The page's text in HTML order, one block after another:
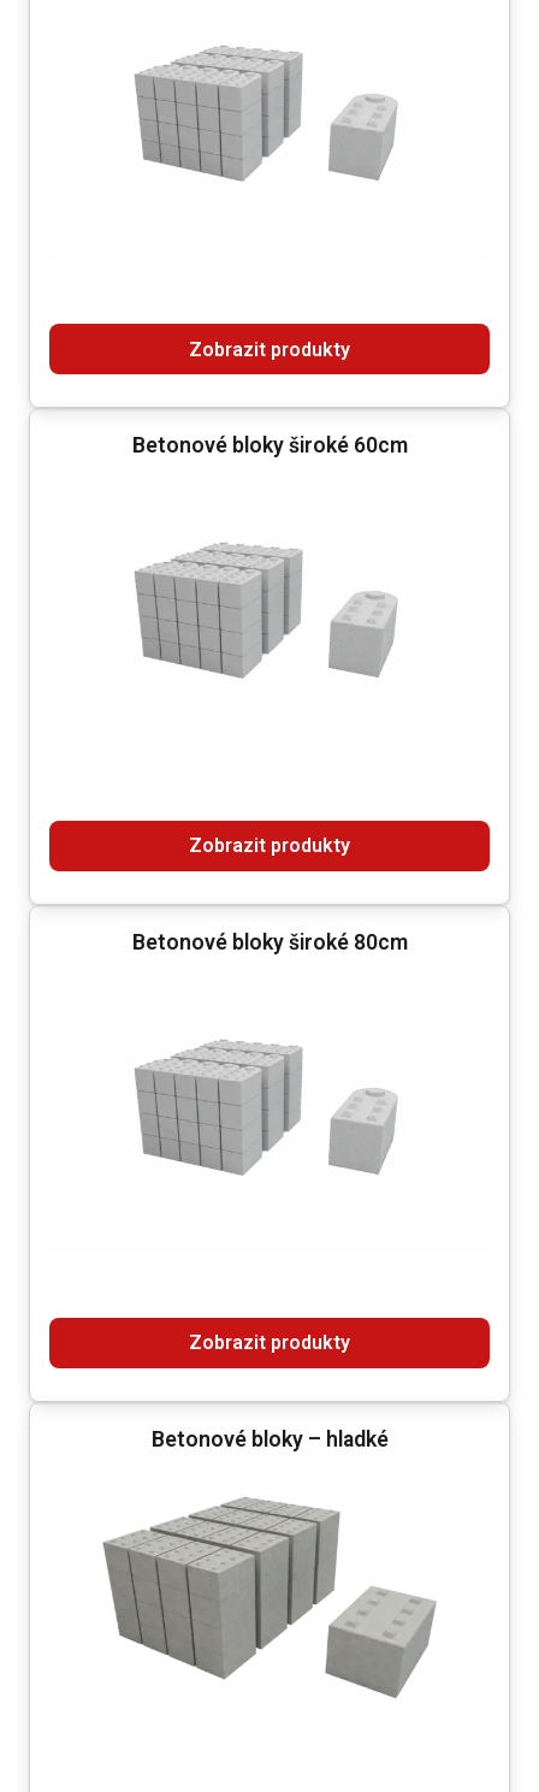
Zobrazit produkty
Betonové bloky široké 60cm
Zobrazit produkty
Betonové bloky široké 80cm
Zobrazit produkty
Betonové bloky – hladké